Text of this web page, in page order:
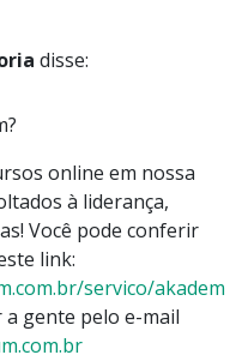
disse:
online em nossa
à liderança,
Você pode conferir
link:
servico/akadem
gente pelo e-mail